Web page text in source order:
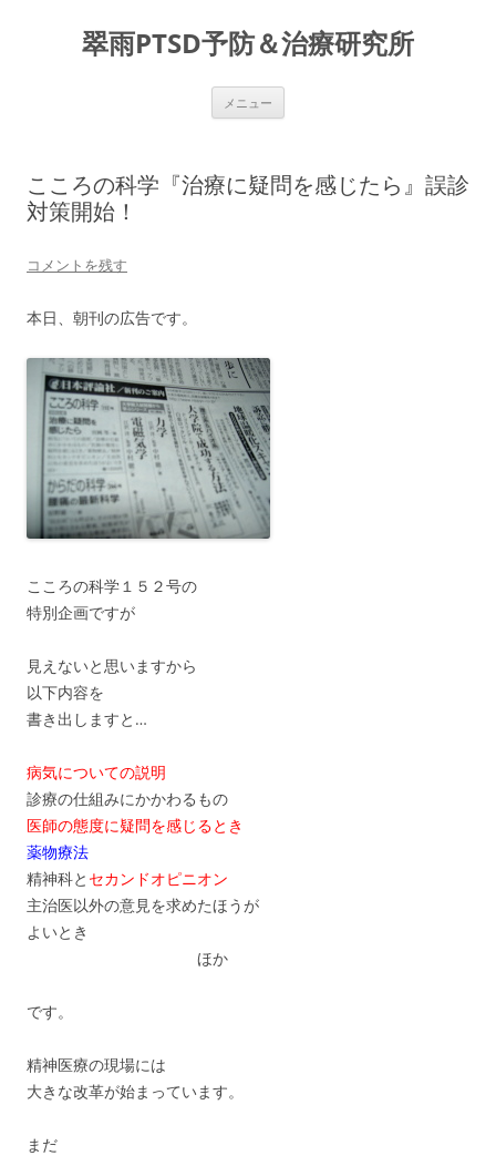
翠雨PTSD予防＆治療研究所
メニュー
こころの科学『治療に疑問を感じたら』誤診
対策開始！
コメントを残す
本日、朝刊の広告です。
こころの科学１５２号の
特別企画ですが
見えないと思いますから
以下内容を
書き出しますと…
病気についての説明
診療の仕組みにかかわるもの
医師の態度に疑問を感じるとき
薬物療法
精神科と セカンドオピニオン
主治医以外の意見を求めたほうが
よいとき
ほか
です。
精神医療の現場には
大きな改革が始まっています。
まだ